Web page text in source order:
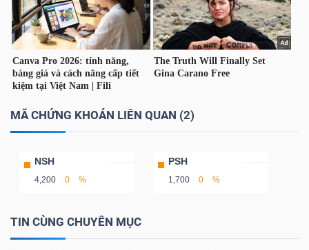
MÃ CHỨNG KHOÁN LIÊN QUAN (2)
NSH
4,200 0 %
PSH
1,700 0 %
TIN CÙNG CHUYÊN MỤC
NGHIỆP
CỔ
PHIẾU
TRÁI